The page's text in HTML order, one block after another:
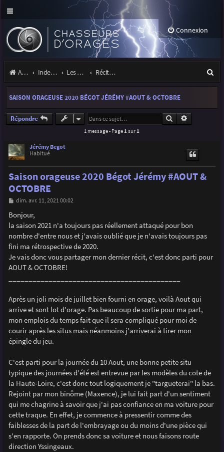
Connexion
Accueil Index du forum Les orages Récits et photos d'orages
e
SAISON ORAGEUSE 2020 BÉGOT JÉRÉMY #AOUT & OCTOBRE
Répondre Rechercher
1 message • Page 1 sur 1
Jérémy Begot
Habitué
Saison orageuse 2020 Bégot Jérémy #AOUT &
OCTOBRE
M
s
s
a
e
dim. avr. 11, 2021 00:02
Bonjour,
la saison 2021 n'a toujours pas réellement attaqué pour bon
nombre d'entre nous et j'avais oublié que je n'avais toujours pas
fini ma rétrospective de 2020.
Je vais donc vous partager mon dernier récit, c'est donc parti pour
AOUT & OCTOBRE!
Après un joli mois de juillet bien fourni en orage, voilà Aout qui
arrive et sont lot d'orage. Pas beaucoup de sortie pour ma part,
mon emplois du temps fait que il sera compliqué pour moi de
courir après les situs mais néanmoins j'arriverai à tirer mon
épingle du jeu.
C'est parti pour la journée du 10 Aout, une bonne petite situ
typique des journées d'été est entrevue par les modèles du cote de
la Haute-Loire, c'est donc tout logiquement je "targueterai" la bas.
Rejoint par mon binôme (Maxence), je lui fait part d'un sentiment
qui me chagrine à savoir que j'ai pas confiance en ma voiture pour
cette traque. En effet, je commence à pressentir comme des
faiblesses de la part de l'embrayage ou du moins d'une pièce qui
s'en rapporte. On prends donc sa voiture et nous faisons route
direction Yssingeaux.